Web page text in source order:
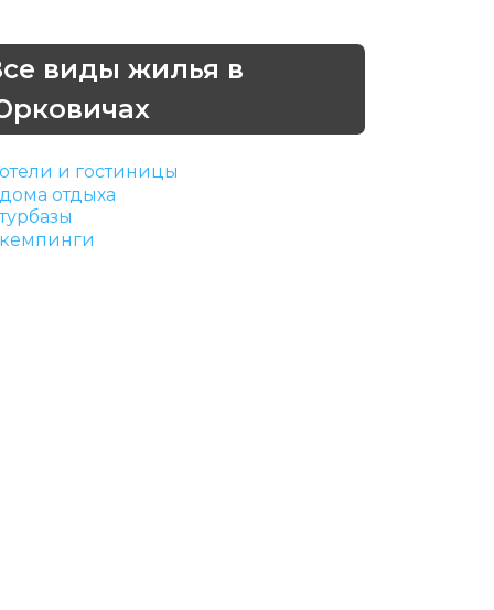
виды жилья в
отели и гостиницы
дома отдыха
турбазы
кемпинги